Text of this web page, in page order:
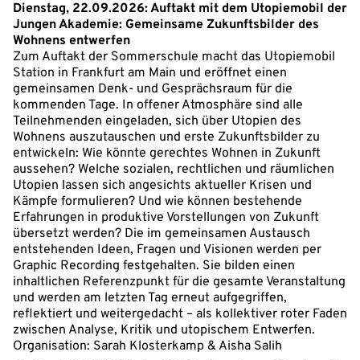
Dienstag, 22.09.2026: Auftakt mit dem Utopiemobil der
Jungen Akademie: Gemeinsame Zukunftsbilder des
Wohnens entwerfen
Zum Auftakt der Sommerschule macht das Utopiemobil
Station in Frankfurt am Main und eröffnet einen
gemeinsamen Denk- und Gesprächsraum für die
kommenden Tage. In offener Atmosphäre sind alle
Teilnehmenden eingeladen, sich über Utopien des
Wohnens auszutauschen und erste Zukunftsbilder zu
entwickeln: Wie könnte gerechtes Wohnen in Zukunft
aussehen? Welche sozialen, rechtlichen und räumlichen
Utopien lassen sich angesichts aktueller Krisen und
Kämpfe formulieren? Und wie können bestehende
Erfahrungen in produktive Vorstellungen von Zukunft
übersetzt werden? Die im gemeinsamen Austausch
entstehenden Ideen, Fragen und Visionen werden per
Graphic Recording festgehalten. Sie bilden einen
inhaltlichen Referenzpunkt für die gesamte Veranstaltung
und werden am letzten Tag erneut aufgegriffen,
reflektiert und weitergedacht – als kollektiver roter Faden
zwischen Analyse, Kritik und utopischem Entwerfen.
Organisation: Sarah Klosterkamp & Aisha Salih